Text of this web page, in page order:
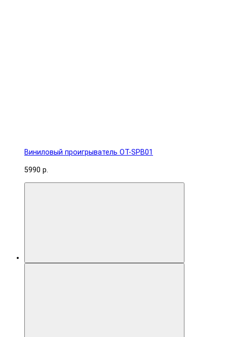
Виниловый проигрыватель OT-SPB01
5990 р.